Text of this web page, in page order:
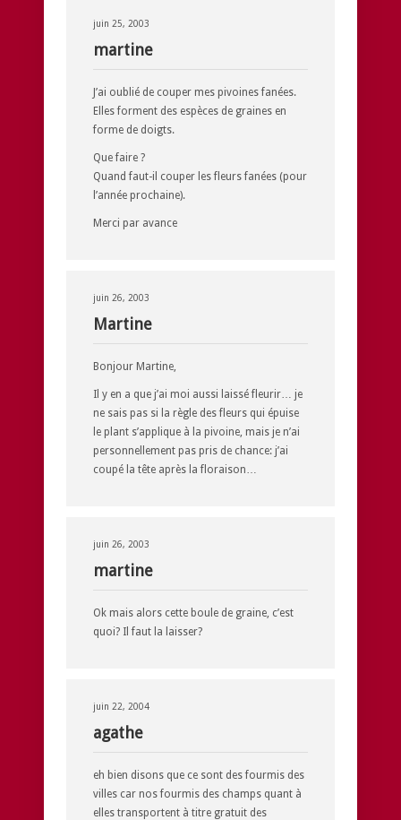
juin 25, 2003
martine
J’ai oublié de couper mes pivoines fanées.
Elles forment des espèces de graines en
forme de doigts.
Que faire ?
Quand faut-il couper les fleurs fanées (pour
l’année prochaine).
Merci par avance
juin 26, 2003
Martine
Bonjour Martine,
Il y en a que j’ai moi aussi laissé fleurir… je
ne sais pas si la règle des fleurs qui épuise
le plant s’applique à la pivoine, mais je n’ai
personnellement pas pris de chance: j’ai
coupé la tête après la floraison…
juin 26, 2003
martine
Ok mais alors cette boule de graine, c’est
quoi? Il faut la laisser?
juin 22, 2004
agathe
eh bien disons que ce sont des fourmis des
villes car nos fourmis des champs quant à
elles transportent à titre gratuit des